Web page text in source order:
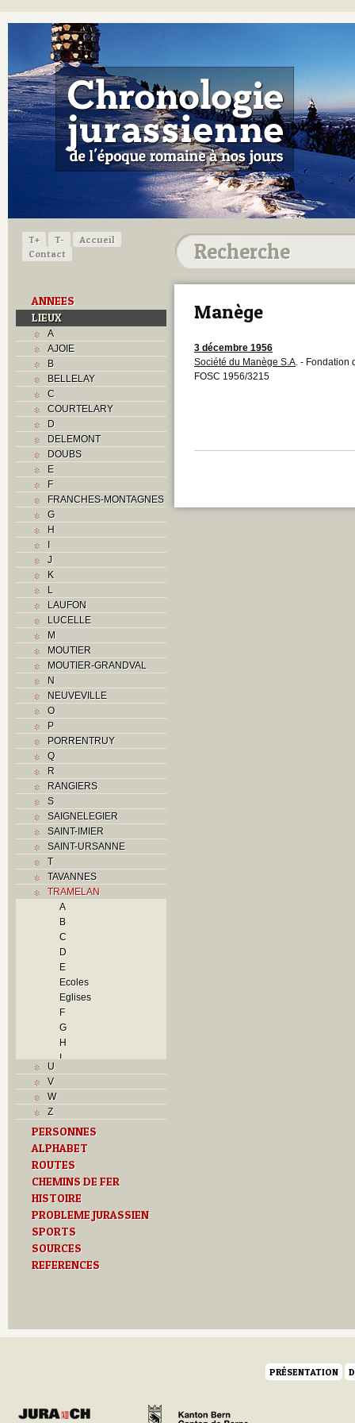
T+ T-
Accueil
Contact
ANNEES
LIEUX
A
AJOIE
B
BELLELAY
C
COURTELARY
D
DELEMONT
DOUBS
E
F
FRANCHES-MONTAGNES
G
H
I
J
K
L
LAUFON
LUCELLE
M
MOUTIER
MOUTIER-GRANDVAL
N
NEUVEVILLE
O
P
PORRENTRUY
Q
R
RANGIERS
S
SAIGNELEGIER
SAINT-IMIER
SAINT-URSANNE
T
TAVANNES
TRAMELAN
A
B
C
D
E
Ecoles
Eglises
F
G
H
I
P
R
S
T
U
U
V
W
Z
PERSONNES
ALPHABET
ROUTES
CHEMINS DE FER
HISTOIRE
PROBLEME JURASSIEN
SPORTS
SOURCES
REFERENCES
Manège
3 décembre 1956
Société du Manège S.A . -
FOSC 1956/3215
PRÉSENTATION